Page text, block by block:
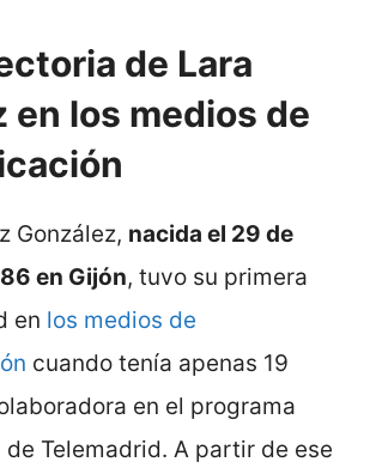
de Lara
en los medios de
González, nacida el 29 de
en Gijón, tuvo su primera
en los medios de
cuando tenía apenas 19
en el programa
de Telemadrid. A partir de ese